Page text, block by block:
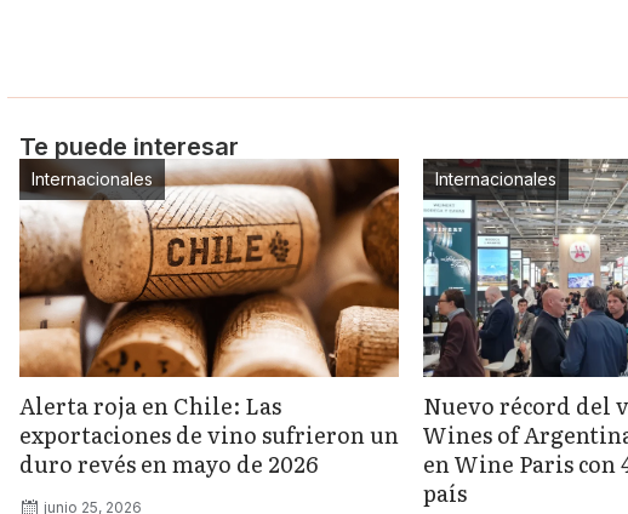
Te puede interesar
Internacionales
Alerta roja en Chile: Las
exportaciones de vino sufrieron un
duro revés en mayo de 2026
junio 25, 2026
Internacionales
Nuevo récord del
Wines of
en Wine Paris con
país